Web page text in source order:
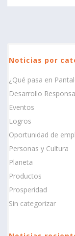
Noticias por
¿Qué pasa en
Desarrollo
Eventos
Logros
Oportunidad de
Personas y Cultura
Planeta
Productos
Prosperidad
Sin categorizar